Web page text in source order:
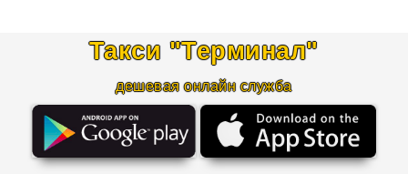
Такси "Терминал"
дешевая онлайн служба